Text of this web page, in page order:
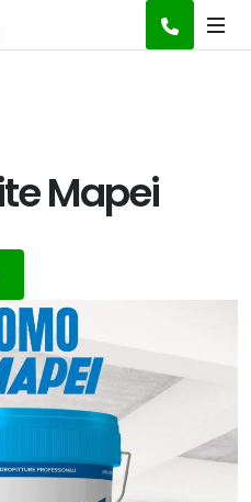
Mapei